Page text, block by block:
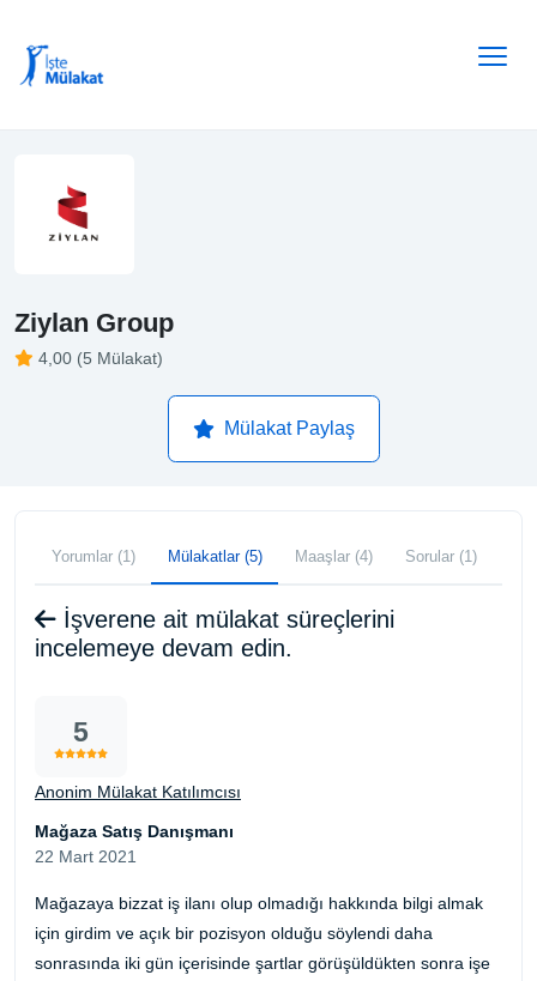
Ziylan Group
4,00 (5 Mülakat)
Mülakat Paylaş
Yorumlar (1) Mülakatlar (5) Maaşlar (4) Sorular (1)
İşverene ait mülakat süreçlerini
incelemeye devam edin.
5
Anonim Mülakat Katılımcısı
Mağaza Satış Danışmanı
22 Mart 2021
Mağazaya bizzat iş ilanı olup olmadığı hakkında bilgi almak
için girdim ve açık bir pozisyon olduğu söylendi daha
sonrasında iki gün içerisinde şartlar görüşüldükten sonra işe